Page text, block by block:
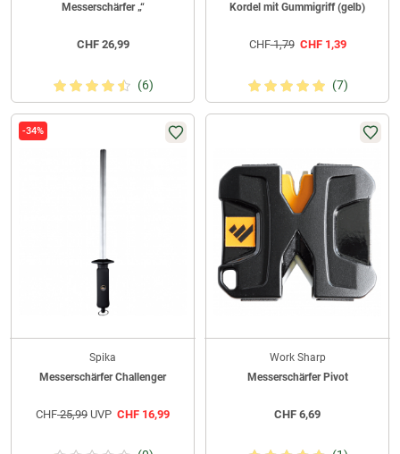
Messerschärfer „“
CHF26,99
(6)
Kordel mit Gummigriff (gelb)
CHF1,79 CHF1,39
(7)
-34%
Spika
Messerschärfer Challenger
CHF25,99 UVP CHF 16,99
Work Sharp
Messerschärfer Pivot
CHF 6,69